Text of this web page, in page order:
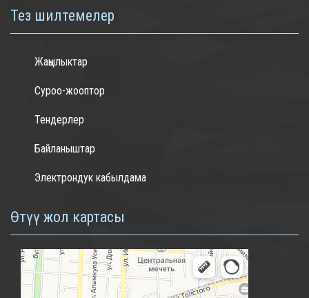
Тез шилтемелер
Жаңылыктар
Суроо-жооптор
Тендерлер
Байланыштар
Электрондук кабылдама
Өтүү жол картасы